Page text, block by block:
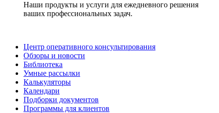
Наши продукты и услуги для ежедневного решения
ваших профессиональных задач.
Центр оперативного консультирования
Обзоры и новости
Библиотека
Умные рассылки
Калькуляторы
Календари
Подборки документов
Программы для клиентов